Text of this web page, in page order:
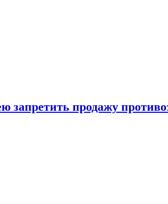
запретить продажу